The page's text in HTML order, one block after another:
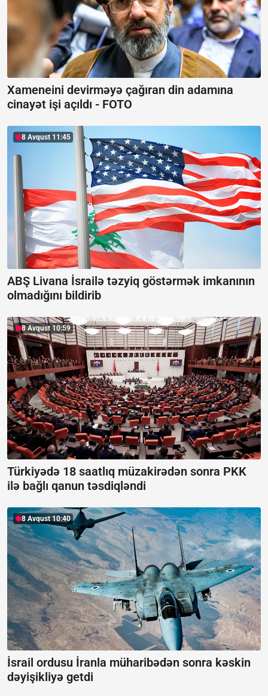
Xameneini devirməyə çağıran din adamına
cinayət işi açıldı - FOTO
8 Avqust 11:45
ABŞ Livana İsrailə təzyiq göstərmək imkanının
olmadığını bildirib
8 Avqust 10:59
Türkiyədə 18 saatlıq müzakirədən sonra PKK
ilə bağlı qanun təsdiqləndi
8 Avqust 10:40
İsrail ordusu İranla müharibədən sonra kəskin
dəyişikliyə getdi